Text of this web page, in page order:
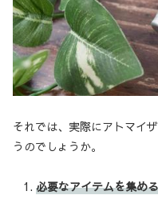
それでは、実際にアトマイ
うのでしょうか。
必要なアイテムを集める